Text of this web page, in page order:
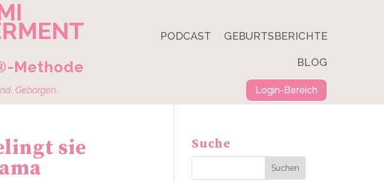
Methode
Geborgen.
PODCAST GEBURTSBERICHTE
BLOG
Login-Bereich
sie Suche
Suchen